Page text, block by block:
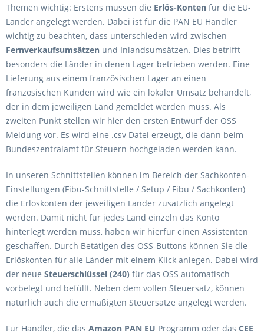
Themen wichtig: Erstens müssen die Erlös-Konten für die EU-
Länder angelegt werden. Dabei ist für die PAN EU Händler
wichtig zu beachten, dass unterschieden wird zwischen
Fernverkaufsumsätzen und Inlandsumsätzen. Dies betrifft
besonders die Länder in denen Lager betrieben werden. Eine
Lieferung aus einem französischen Lager an einen
französischen Kunden wird wie ein lokaler Umsatz behandelt,
der in dem jeweiligen Land gemeldet werden muss. Als
zweiten Punkt stellen wir hier den ersten Entwurf der OSS
Meldung vor. Es wird eine .csv Datei erzeugt, die dann beim
Bundeszentralamt für Steuern hochgeladen werden kann.
In unseren Schnittstellen können im Bereich der Sachkonten-
Einstellungen (Fibu-Schnittstelle / Setup / Fibu / Sachkonten)
die Erlöskonten der jeweiligen Länder zusätzlich angelegt
werden. Damit nicht für jedes Land einzeln das Konto
hinterlegt werden muss, haben wir hierfür einen Assistenten
geschaffen. Durch Betätigen des OSS-Buttons können Sie die
Erlöskonten für alle Länder mit einem Klick anlegen. Dabei wird
der neue Steuerschlüssel (240) für das OSS automatisch
vorbelegt und befüllt. Neben dem vollen Steuersatz, können
natürlich auch die ermäßigten Steuersätze angelegt werden.
Für Händler, die das Amazon PAN EU Programm oder das CEE